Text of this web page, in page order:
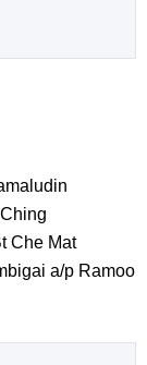
Mat
a/p Ramoo